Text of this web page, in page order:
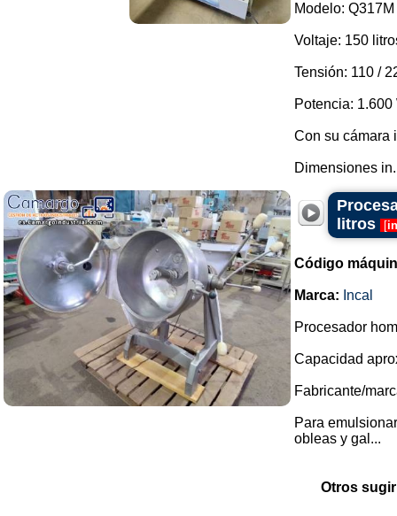
Modelo: Q317M
Voltaje: 150
Tensión: 110 /
Potencia: 1.600
Con su cámara
Dimensiones
litros
[
Código
Marca: Incal
Procesador
Capacidad
Fabricante/
Para
obleas y gal...
Otros